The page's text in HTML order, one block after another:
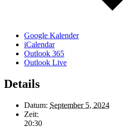
Google Kalender
iCalendar
Outlook 365
Outlook Live
Details
Datum: September 5, 2024
Zeit:
20:30